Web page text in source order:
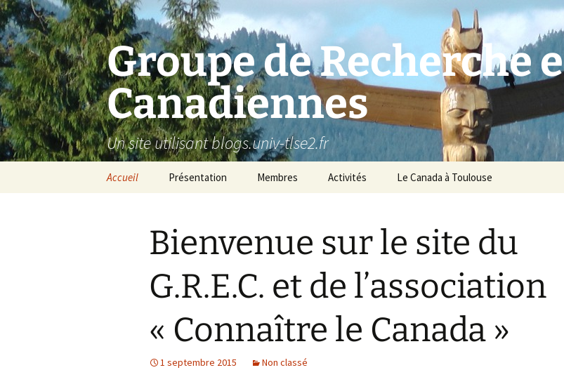
Aller
au
contenu
Groupe de Recherche
Canadiennes
Un site utilisant blogs.univ-tlse2.fr
Accueil Présentation Membres Activités Le Canada à Toulouse
Bienvenue sur le site du
G.R.E.C. et de l’association
« Connaître le Canada »
1 septembre 2015 Non classé